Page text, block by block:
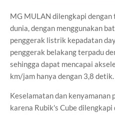
MG MULAN dilengkapi
dunia, dengan menggunakan
penggerak listrik kepadatan
penggerak belakang terpadu
sehingga dapat mencapai
km/jam hanya dengan 3,8 detik.
Keselamatan dan kenyamanan
karena Rubik's Cube